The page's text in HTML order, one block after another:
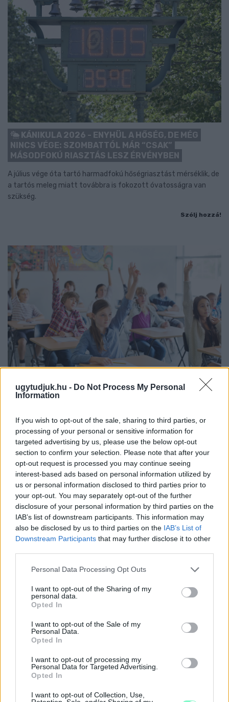
ugytudjuk.hu - Do Not Process My Personal
Information
If you wish to opt-out of the sale, sharing to third parties, or
processing of your personal or sensitive information for
targeted advertising by us, please use the below opt-out
section to confirm your selection. Please note that after your
opt-out request is processed you may continue seeing
interest-based ads based on personal information utilized by
us or personal information disclosed to third parties prior to
your opt-out. You may separately opt-out of the further
disclosure of your personal information by third parties on the
IAB’s list of downstream participants. This information may
also be disclosed by us to third parties on the IAB’s List of
Downstream Participants that may further disclose it to other
Please note that this website/app uses one or more Google
not limited to your visit or usage behaviour. You may click to
grant or deny consent to Google and its third-party tags to
use your data for below specified purposes in below Google
consent section.
Personal Data Processing Opt Outs
I want to opt-out of the Sharing of my
personal data.
Opted In
I want to opt-out of the Sale of my
Personal Data.
Opted In
I want to opt-out of processing my
Personal Data for Targeted Advertising.
Opted In
I want to opt-out of Collection, Use,
KÁNIKULA 2026 - ENYHÜL A HŐSÉG, DE MÉG
NINCS VÉGE: SZOMBATTÓL MÁR “CSAK”
MÁSODFOKÚ RIASZTÁS LESZ ÉRVÉNYBEN
A július vége óta tartó harmadfokú hőségriasztást mérséklik, de
a tartós meleg miatt továbbra is fokozott óvatosságra van
szükség.
Szólj hozzá!
KÉT RÉSZLETBEN ÉRKEZIK A 100 EZER FORINTOS
IGÉNYELNI
Az első 50 ezer forintot még a tanévkezdés előtt folyósítja a
Magyar Államkincstár, a második részlet novemberben, utalvány
formájában érkezik.
1 hozzászólás
PIKNIK ITALOK: ÍZEK ÉS ÉLMÉNYEK A SZABADBAN
támad kedve kirándulni a természetbe.